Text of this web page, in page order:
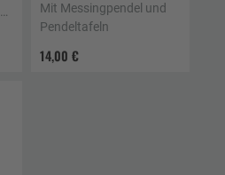
14,00 €
Mit Messingpendel und
Pendeltafeln